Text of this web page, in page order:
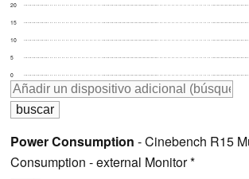
0
5
10
15
20
Power Consumption - Cinebench R15
Consumption - external Monitor *